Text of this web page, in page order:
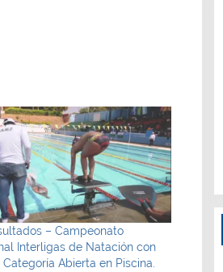
– Campeonato
Interligas de Natación con
Categoría Abierta en Piscina.